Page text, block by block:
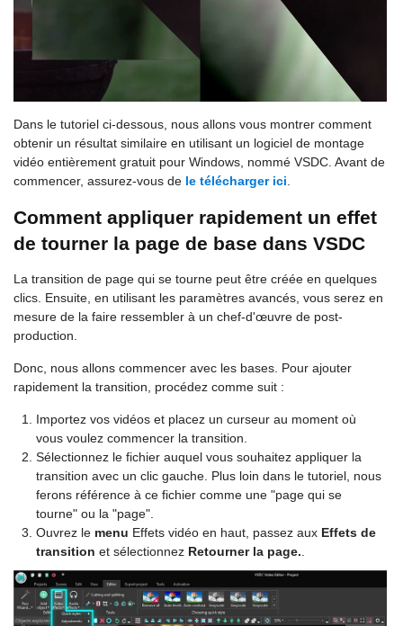
Dans le tutoriel ci-dessous, nous allons vous montrer comment
obtenir un résultat similaire en utilisant un logiciel de montage
vidéo entièrement gratuit pour Windows, nommé VSDC. Avant de
commencer, assurez-vous de le télécharger ici.
Comment appliquer rapidement un effet
de tourner la page de base dans VSDC
La transition de page qui se tourne peut être créée en quelques
clics. Ensuite, en utilisant les paramètres avancés, vous serez en
mesure de la faire ressembler à un chef-d'œuvre de post-
production.
Donc, nous allons commencer avec les bases. Pour ajouter
rapidement la transition, procédez comme suit :
Importez vos vidéos et placez un curseur au moment où
vous voulez commencer la transition.
Sélectionnez le fichier auquel vous souhaitez appliquer la
transition avec un clic gauche. Plus loin dans le tutoriel, nous
ferons référence à ce fichier comme une "page qui se
tourne" ou la "page".
Ouvrez le menu Effets vidéo en haut, passez aux Effets de
transition et sélectionnez Retourner la page..